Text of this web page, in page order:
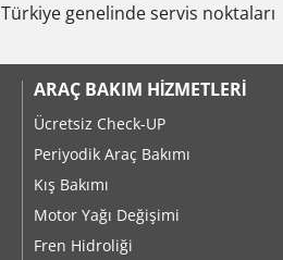
Türkiye genelinde servis noktaları
ARAÇ BAKIM HIZMETLERI
Ücretsiz Check-UP
Periyodik Araç Bakımı
Kış Bakımı
Motor Yağı Değişimi
Fren Hidroliği